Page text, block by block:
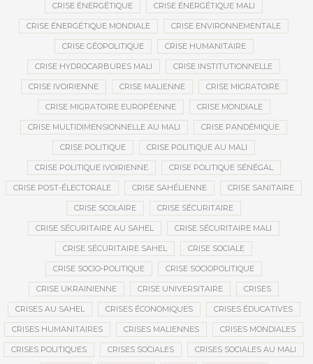
CRISE ÉNERGÉTIQUE CRISE ÉNERGÉTIQUE MALI
CRISE ÉNERGÉTIQUE MONDIALE CRISE ENVIRONNEMENTALE
CRISE GÉOPOLITIQUE CRISE HUMANITAIRE
CRISE HYDROCARBURES MALI CRISE INSTITUTIONNELLE
CRISE IVOIRIENNE CRISE MALIENNE CRISE MIGRATOIRE
CRISE MIGRATOIRE EUROPÉENNE CRISE MONDIALE
CRISE MULTIDIMENSIONNELLE AU MALI CRISE PANDÉMIQUE
CRISE POLITIQUE CRISE POLITIQUE AU MALI
CRISE POLITIQUE IVOIRIENNE CRISE POLITIQUE SÉNÉGAL
CRISE POST-ÉLECTORALE CRISE SAHÉLIENNE CRISE SANITAIRE
CRISE SCOLAIRE CRISE SÉCURITAIRE
CRISE SÉCURITAIRE AU SAHEL CRISE SÉCURITAIRE MALI
CRISE SÉCURITAIRE SAHEL CRISE SOCIALE
CRISE SOCIO-POLITIQUE CRISE SOCIOPOLITIQUE
CRISE UKRAINIENNE CRISE UNIVERSITAIRE CRISES
CRISES AU SAHEL CRISES ÉCONOMIQUES CRISES ÉDUCATIVES
CRISES HUMANITAIRES CRISES MALIENNES CRISES MONDIALES
CRISES POLITIQUES CRISES SOCIALES CRISES SOCIALES AU MALI